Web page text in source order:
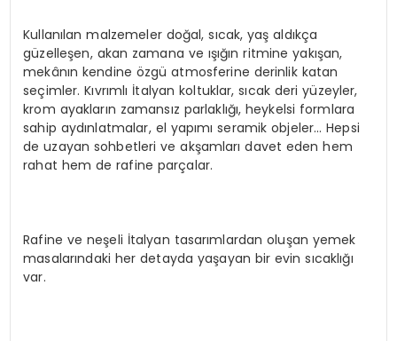
Kullanılan malzemeler doğal, sıcak, yaş aldıkça
güzelleşen, akan zamana ve ışığın ritmine yakışan,
mekânın kendine özgü atmosferine derinlik katan
seçimler. Kıvrımlı İtalyan koltuklar, sıcak deri yüzeyler,
krom ayakların zamansız parlaklığı, heykelsi formlara
sahip aydınlatmalar, el yapımı seramik objeler… Hepsi
de uzayan sohbetleri ve akşamları davet eden hem
rahat hem de rafine parçalar.
Rafine ve neşeli İtalyan tasarımlardan oluşan yemek
masalarındaki her detayda yaşayan bir evin sıcaklığı
var.